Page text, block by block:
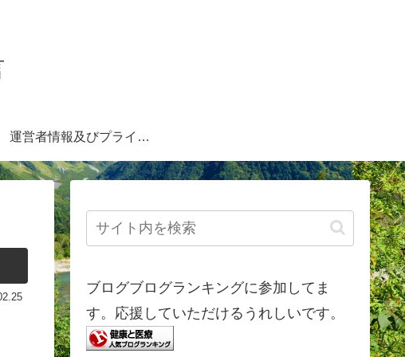
運営者情報及びプライバ
シーポリシー
ブログブログランキングに参加してま
す。応援していただけるうれしいです。